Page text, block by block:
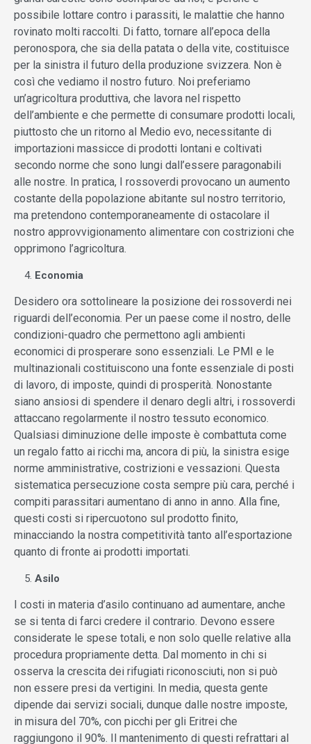
possibile lottare contro i parassiti, le malattie che hanno
rovinato molti raccolti. Di fatto, tornare all’epoca della
peronospora, che sia della patata o della vite, costituisce
per la sinistra il futuro della produzione svizzera. Non è
così che vediamo il nostro futuro. Noi preferiamo
un’agricoltura produttiva, che lavora nel rispetto
dell’ambiente e che permette di consumare prodotti locali,
piuttosto che un ritorno al Medio evo, necessitante di
importazioni massicce di prodotti lontani e coltivati
secondo norme che sono lungi dall’essere paragonabili
alle nostre. In pratica, I rossoverdi provocano un aumento
costante della popolazione abitante sul nostro territorio,
ma pretendono contemporaneamente di ostacolare il
nostro approvvigionamento alimentare con costrizioni che
opprimono l’agricoltura.
Economia
Desidero ora sottolineare la posizione dei rossoverdi nei
riguardi dell’economia. Per un paese come il nostro, delle
condizioni-quadro che permettono agli ambienti
economici di prosperare sono essenziali. Le PMI e le
multinazionali costituiscono una fonte essenziale di posti
di lavoro, di imposte, quindi di prosperità. Nonostante
siano ansiosi di spendere il denaro degli altri, i rossoverdi
attaccano regolarmente il nostro tessuto economico.
Qualsiasi diminuzione delle imposte è combattuta come
un regalo fatto ai ricchi ma, ancora di più, la sinistra esige
norme amministrative, costrizioni e vessazioni. Questa
sistematica persecuzione costa sempre più cara, perché i
compiti parassitari aumentano di anno in anno. Alla fine,
questi costi si ripercuotono sul prodotto finito,
minacciando la nostra competitività tanto all’esportazione
quanto di fronte ai prodotti importati.
Asilo
I costi in materia d’asilo continuano ad aumentare, anche
se si tenta di farci credere il contrario. Devono essere
considerate le spese totali, e non solo quelle relative alla
procedura propriamente detta. Dal momento in chi si
osserva la crescita dei rifugiati riconosciuti, non si può
non essere presi da vertigini. In media, questa gente
dipende dai servizi sociali, dunque dalle nostre imposte,
in misura del 70%, con picchi per gli Eritrei che
raggiungono il 90%. Il mantenimento di questi refrattari al